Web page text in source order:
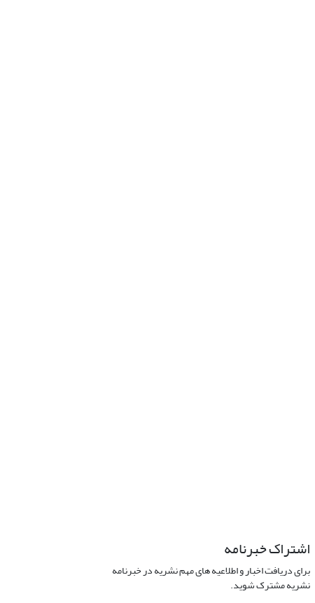
اشتراک خبرنامه
برای دریافت اخبار و اطلاعیه های مهم نشریه در خبرنامه
نشریه مشترک شوید.